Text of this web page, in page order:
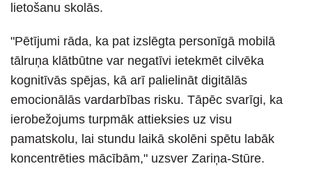
lietošanu skolās.
"Pētījumi rāda, ka pat izslēgta personīgā mobilā
tālruņa klātbūtne var negatīvi ietekmēt cilvēka
kognitīvās spējas, kā arī palielināt digitālās
emocionālās vardarbības risku. Tāpēc svarīgi, ka
ierobežojums turpmāk attieksies uz visu
pamatskolu, lai stundu laikā skolēni spētu labāk
koncentrēties mācībām," uzsver Zariņa-Stūre.